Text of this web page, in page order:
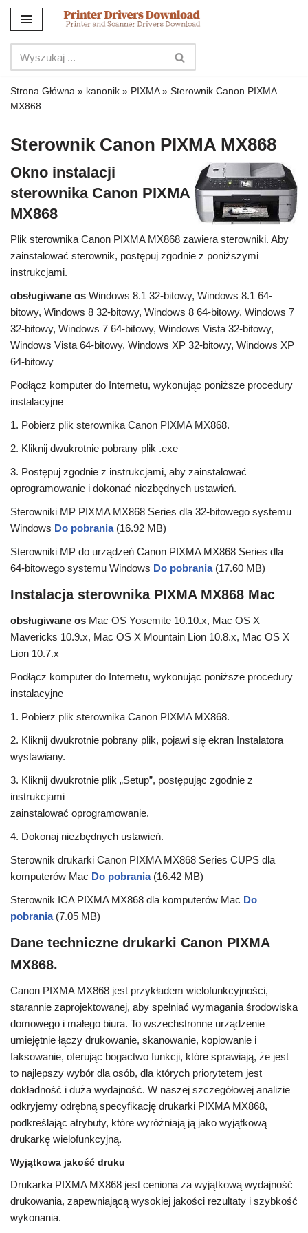
do
treści
Strona Główna » kanonik » PIXMA» Sterownik Canon PIXMA
MX868
Sterownik Canon PIXMA MX868
Okno instalacji
sterownika Canon PIXMA
MX868
Plik sterownika Canon PIXMA MX868 zawiera sterowniki. Aby
zainstalować sterownik, postępuj zgodnie z poniższymi
instrukcjami.
obsługiwane os Windows 8.1 32-bitowy, Windows 8.1 64-
bitowy, Windows 8 32-bitowy, Windows 8 64-bitowy, Windows 7
32-bitowy, Windows 7 64-bitowy, Windows Vista 32-bitowy,
Windows Vista 64-bitowy, Windows XP 32-bitowy, Windows XP
64-bitowy
Podłącz komputer do Internetu, wykonując poniższe procedury
instalacyjne
1. Pobierz plik sterownika Canon PIXMA MX868.
2. Kliknij dwukrotnie pobrany plik .exe
3. Postępuj zgodnie z instrukcjami, aby zainstalować
oprogramowanie i dokonać niezbędnych ustawień.
Sterowniki MP PIXMA MX868 Series dla 32-bitowego systemu
Windows Do pobrania (16.92 MB)
Sterowniki MP do urządzeń Canon PIXMA MX868 Series dla
64-bitowego systemu Windows Do pobrania (17.60 MB)
Instalacja sterownika PIXMA MX868 Mac
obsługiwane os Mac OS Yosemite 10.10.x, Mac OS X
Mavericks 10.9.x, Mac OS X Mountain Lion 10.8.x, Mac OS X
Lion 10.7.x
Podłącz komputer do Internetu, wykonując poniższe procedury
instalacyjne
1. Pobierz plik sterownika Canon PIXMA MX868.
2. Kliknij dwukrotnie pobrany plik, pojawi się ekran Instalatora
wystawiany.
3. Kliknij dwukrotnie plik „Setup”, postępując zgodnie z
instrukcjami
zainstalować oprogramowanie.
4. Dokonaj niezbędnych ustawień.
Sterownik drukarki Canon PIXMA MX868 Series CUPS dla
komputerów Mac Do pobrania (16.42 MB)
Sterownik ICA PIXMA MX868 dla komputerów Mac Do
pobrania (7.05 MB)
Dane techniczne drukarki Canon PIXMA
MX868.
Canon PIXMA MX868 jest przykładem wielofunkcyjności,
starannie zaprojektowanej, aby spełniać wymagania środowiska
domowego i małego biura. To wszechstronne urządzenie
umiejętnie łączy drukowanie, skanowanie, kopiowanie i
faksowanie, oferując bogactwo funkcji, które sprawiają, że jest
to najlepszy wybór dla osób, dla których priorytetem jest
dokładność i duża wydajność. W naszej szczegółowej analizie
odkryjemy odrębną specyfikację drukarki PIXMA MX868,
podkreślając atrybuty, które wyróżniają ją jako wyjątkową
drukarkę wielofunkcyjną.
Wyjątkowa jakość druku
Drukarka PIXMA MX868 jest ceniona za wyjątkową wydajność
drukowania, zapewniającą wysokiej jakości rezultaty i szybkość
wykonania.